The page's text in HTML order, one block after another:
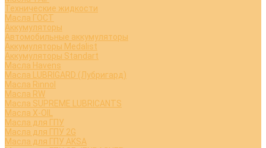
Технические жидкости
Масла ГОСТ
Аккумуляторы
Автомобильные аккумуляторы
Аккумуляторы Medalist
Аккумуляторы Standart
Масла Havens
Масла LUBRIGARD (Лубригард)
Масла Rinnol
Масла RW
Масла SUPREME LUBRICANTS
Масла X-OIL
Масла для ГПУ
Масла для ГПУ 2G
Масла для ГПУ AKSA